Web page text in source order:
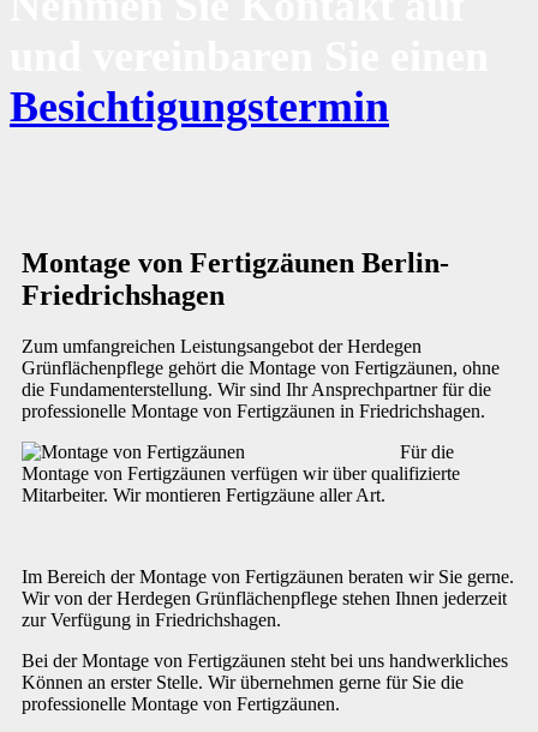
Besichtigungstermin
Montage von Fertigzäunen Berlin-
Friedrichshagen
Zum umfangreichen Leistungsangebot der Herdegen
Grünflächenpflege gehört die Montage von Fertigzäunen, ohne
die Fundamenterstellung. Wir sind Ihr Ansprechpartner für die
professionelle Montage von Fertigzäunen in Friedrichshagen.
Für die
Montage von Fertigzäunen verfügen wir über qualifizierte
Mitarbeiter. Wir montieren Fertigzäune aller Art.
Im Bereich der Montage von Fertigzäunen beraten wir Sie gerne.
Wir von der Herdegen Grünflächenpflege stehen Ihnen jederzeit
zur Verfügung in Friedrichshagen.
Bei der Montage von Fertigzäunen steht bei uns handwerkliches
Können an erster Stelle. Wir übernehmen gerne für Sie die
professionelle Montage von Fertigzäunen.